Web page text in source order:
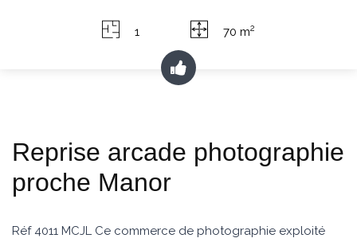
1 70 m2
Reprise arcade photographie
proche Manor
Réf 4011 MCJL Ce commerce de photographie exploité